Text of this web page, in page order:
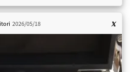
2026/05/18